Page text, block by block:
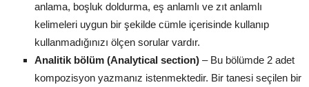
anlama, boşluk doldurma, eş anlamlı ve zıt anlamlı
kelimeleri uygun bir şekilde cümle içerisinde kullanıp
kullanmadığınızı ölçen sorular vardır.
Analitik bölüm (Analytical section) – Bu bölümde 2 adet
kompozisyon yazmanız istenmektedir. Bir tanesi seçilen bir